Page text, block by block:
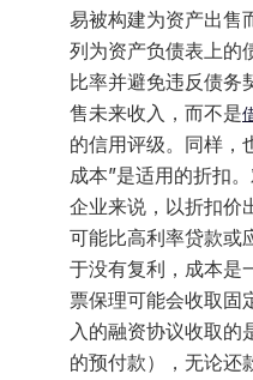
易被构建为资产出售
列为资产负债表上的
比率并避免违反债务
售未来收入，而不是
的信用评级。同样，
成本”是适用的折扣
企业来说，以折扣价
可能比高利率贷款或
于没有复利，成本是
票保理可能会收取固
入的融资协议收取
的预付款），无论还